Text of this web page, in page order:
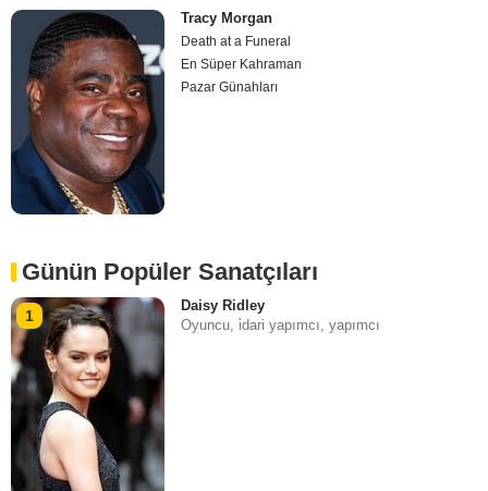
Tracy Morgan
Death at a Funeral
En Süper Kahraman
Pazar Günahları
Günün Popüler Sanatçıları
1
Daisy Ridley
Oyuncu, i̇dari yapımcı, yapımcı